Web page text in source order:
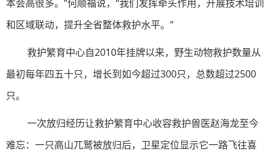
本会高很多。”何顺福说，“我们发挥牵头作用，开展技术培训
和区域联动，提升全省整体救护水平。”
救护繁育中心自2010年挂牌以来，野生动物救护数量从
最初每年四五十只，增长到如今超过300只，总数超过2500
只。
一次放归经历让救护繁育中心收容救护兽医赵海龙至今
难忘：一只高山兀鹫被放归后，卫星定位显示它一路飞往喜